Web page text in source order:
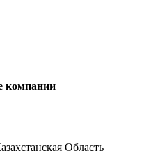
компании
Область